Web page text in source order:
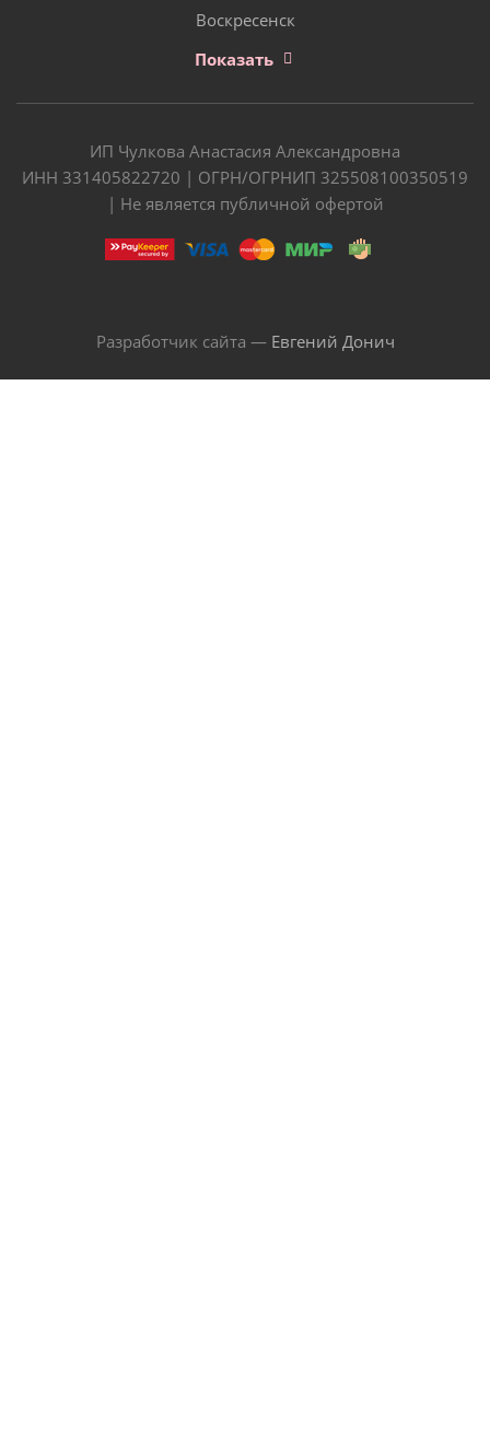
Воскресенск
Показать
ИП Чулкова Анастасия Александровна
ИНН 331405822720 | ОГРН/ОГРНИП 325508100350519
| Не является публичной офертой
Разработчик сайта — Евгений Донич